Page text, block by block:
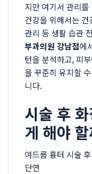
지만 여기서 관리
건강을 위해서는
관리 등 생활 습관
부과의원 강남점에
턴을 분석하고, 피
을 꾸준히 유지할
니다.
시술 후
게 해야
여드름 흉터 시술
단연